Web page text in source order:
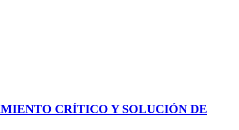
CRÍTICO Y SOLUCIÓN DE